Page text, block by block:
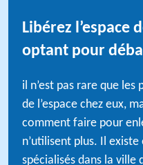
Libérez l’espace
optant pour
il n’est pas rare que
de l’espace chez eux,
comment faire pour
n’utilisent plus. Il
spécialisés dans la ville